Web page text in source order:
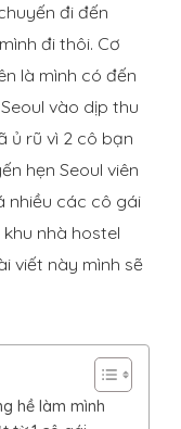
đi đến
đi thôi. Cơ
là mình có đến
vào dịp thu
ủ rũ vì 2 cô bạn
hẹn Seoul viên
nhiều các cô gái
nhà hostel
viết này mình sẽ
hề làm mình